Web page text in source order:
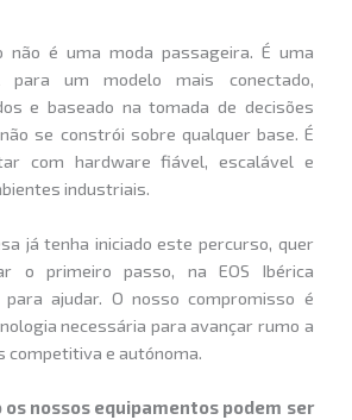
não é uma moda passageira. É uma
para um modelo mais conectado,
e baseado na tomada de decisões
se constrói sobre qualquer base. É
com hardware fiável, escalável e
industriais.
já tenha iniciado este percurso, quer
o primeiro passo, na EOS Ibérica
ajudar. O nosso compromisso é
necessária para avançar rumo a
competitiva e autónoma.
os nossos equipamentos podem ser